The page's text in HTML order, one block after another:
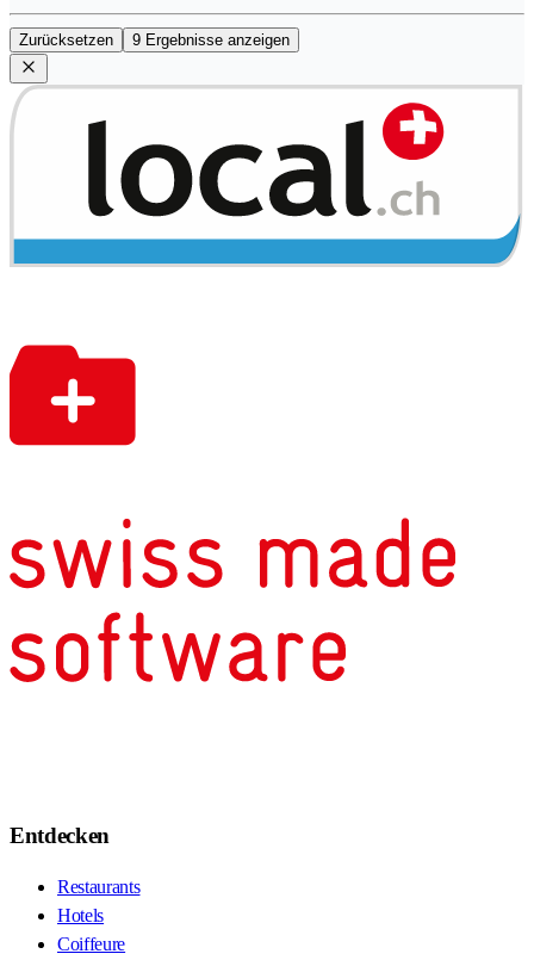
Zurücksetzen 9 Ergebnisse anzeigen
Entdecken
Restaurants
Hotels
Coiffeure